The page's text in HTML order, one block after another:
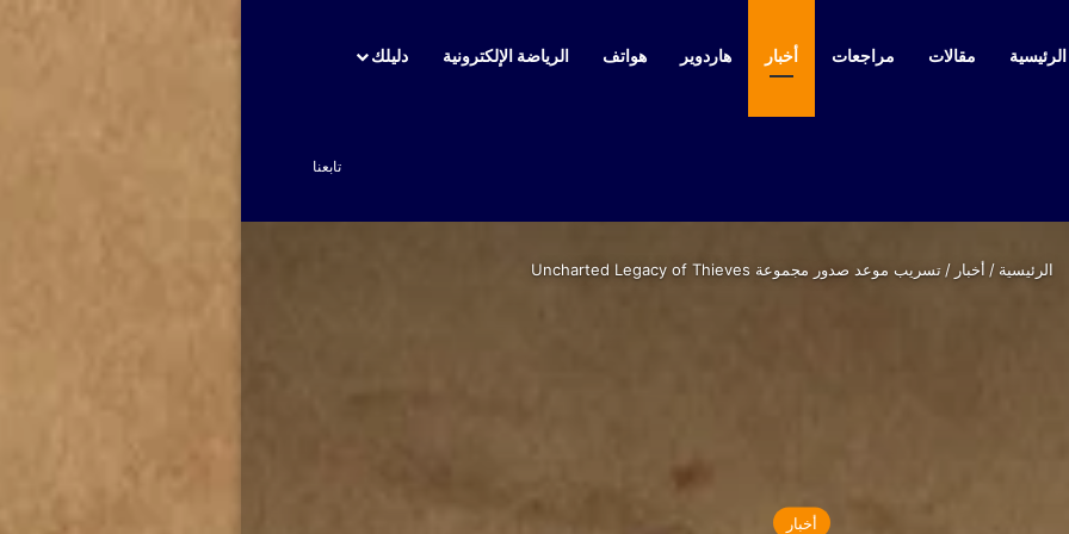
مقالات مراجعات أخبار هاردوير هواتف الرياضة الإلكترونية دليلك
تابعنا
الرئيسية / أخبار / تسريب موعد صدور مجموعة Uncharted Legacy of Thieves
أخبار